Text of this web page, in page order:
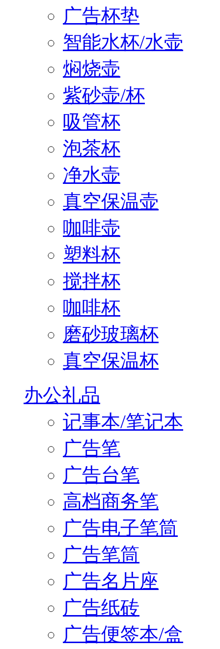
广告杯垫
智能水杯/水壶
焖烧壶
紫砂壶/杯
吸管杯
泡茶杯
净水壶
真空保温壶
咖啡壶
塑料杯
搅拌杯
咖啡杯
磨砂玻璃杯
真空保温杯
办公礼品
记事本/笔记本
广告笔
广告台笔
高档商务笔
广告电子笔筒
广告笔筒
广告名片座
广告纸砖
广告便签本/盒